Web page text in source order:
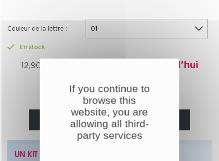
Couleur de la lettre :
En stock
12,90€ Aujourd'hui
Quantité :
AJOUTER AU PANIER
UN KIT OFFERT
If you continue to
browse this
website, you are
allowing all third-
party services